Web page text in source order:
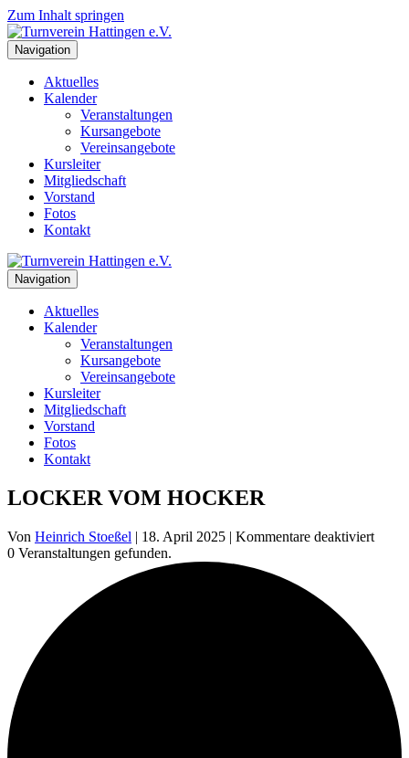
Zum Inhalt springen
Navigation
Aktuelles
Kalender
Veranstaltungen
Kursangebote
Vereinsangebote
Kursleiter
Mitgliedschaft
Vorstand
Fotos
Kontakt
Navigation
Aktuelles
Kalender
Veranstaltungen
Kursangebote
Vereinsangebote
Kursleiter
Mitgliedschaft
Vorstand
Fotos
Kontakt
LOCKER VOM HOCKER
Von Heinrich Stoeßel | 18. April 2025 | Kommentare deaktiviertfür
0 Veranstaltungen gefunden.